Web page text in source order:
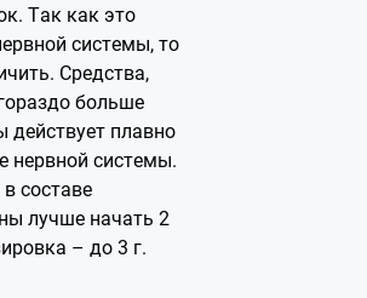
Так как это
системы, то
Средства,
больше
плавно
нервной системы.
составе
лучше начать 2
– до 3 г.